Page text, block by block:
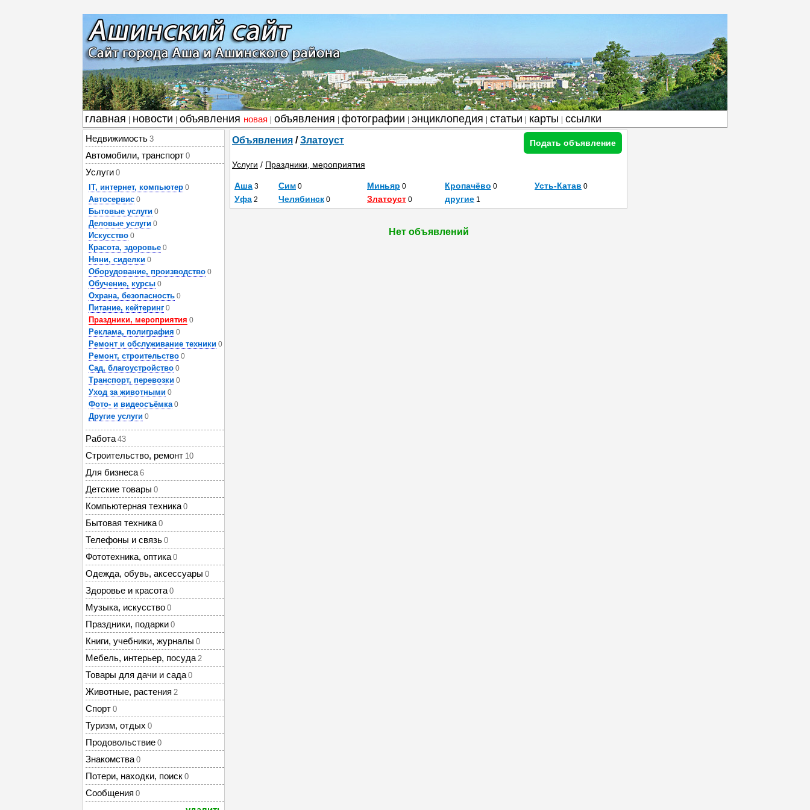
главная новости объявления новая объявления фотографии энциклопедия статьи карты ссылки
Недвижимость 3
Автомобили, транспорт 0
Услуги 0
IT, интернет, компьютер 0
Автосервис 0
Бытовые услуги 0
Деловые услуги 0
Искусство 0
Красота, здоровье 0
Няни, сиделки 0
Оборудование, производство 0
Обучение, курсы 0
Охрана, безопасность 0
Питание, кейтеринг 0
Праздники, мероприятия 0
Реклама, полиграфия 0
Ремонт и обслуживание техники 0
Ремонт, строительство 0
Сад, благоустройство 0
Транспорт, перевозки 0
Уход за животными 0
Фото- и видеосъёмка 0
Другие услуги 0
Работа 43
Строительство, ремонт 10
Для бизнеса 6
Детские товары 0
Компьютерная техника 0
Бытовая техника 0
Телефоны и связь 0
Фототехника, оптика 0
Одежда, обувь, аксессуары 0
Здоровье и красота 0
Музыка, искусство 0
Праздники, подарки 0
Книги, учебники, журналы 0
Мебель, интерьер, посуда 2
Товары для дачи и сада 0
Животные, растения 2
Спорт 0
Туризм, отдых 0
Продовольствие 0
Знакомства 0
Потери, находки, поиск 0
Сообщения 0
Объявления /Златоуст Подать объявление
Услуги / Праздники, мероприятия
Аша 3 Сим 0 Миньяр 0 Кропачёво 0 Усть-Катав 0
Уфа 2 Челябинск 0 Златоуст 0 другие 1
Нет объявлений